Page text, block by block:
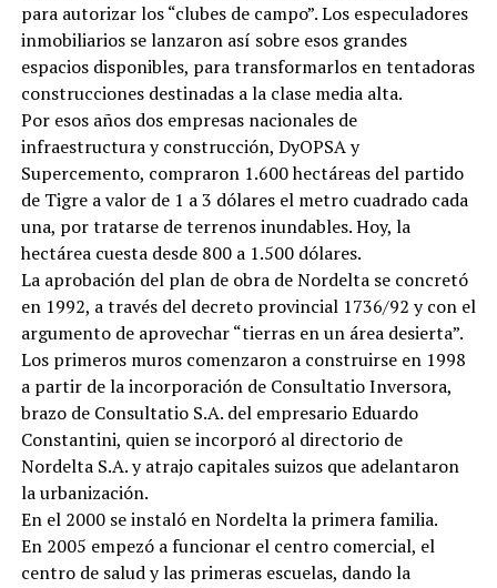
para autorizar los “clubes de campo”. Los especuladores
inmobiliarios se lanzaron así sobre esos grandes
espacios disponibles, para transformarlos en tentadoras
construcciones destinadas a la clase media alta.
Por esos años dos empresas nacionales de
infraestructura y construcción, DyOPSA y
Supercemento, compraron 1.600 hectáreas del partido
de Tigre a valor de 1 a 3 dólares el metro cuadrado cada
una, por tratarse de terrenos inundables. Hoy, la
hectárea cuesta desde 800 a 1.500 dólares.
La aprobación del plan de obra de Nordelta se concretó
en 1992, a través del decreto provincial 1736/92 y con el
argumento de aprovechar “tierras en un área desierta”.
Los primeros muros comenzaron a construirse en 1998
a partir de la incorporación de Consultatio Inversora,
brazo de Consultatio S.A. del empresario Eduardo
Constantini, quien se incorporó al directorio de
Nordelta S.A. y atrajo capitales suizos que adelantaron
la urbanización.
En el 2000 se instaló en Nordelta la primera familia.
En 2005 empezó a funcionar el centro comercial, el
centro de salud y las primeras escuelas, dando la